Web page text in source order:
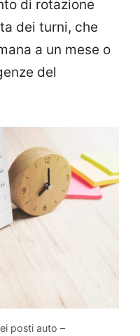
di rotazione
dei turni, che
a un mese o
del
posti auto –